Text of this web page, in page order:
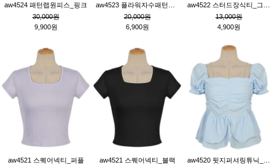
aw4524 패턴랩원피스_핑크
30,000원
9,900원
20,000원
6,900원
13,000원
4,900원
aw4521 스퀘어넥티_퍼플
aw4521 스퀘어넥티_블랙